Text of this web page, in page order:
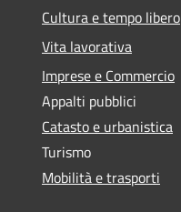
Cultura e tempo libero
Vita lavorativa
Imprese e Commercio
Appalti pubblici
Catasto e urbanistica
Turismo
Mobilità e trasporti